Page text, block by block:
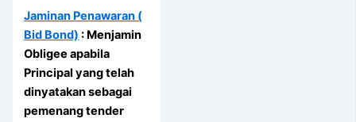
Jaminan Penawaran (
Bid Bond) : Menjamin
Obligee apabila
Principal yang telah
dinyatakan sebagai
pemenang tender